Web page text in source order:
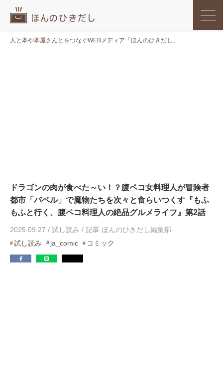
人と本や本屋さんとをつなぐWEBメディア「ほんのひきだし」
ドラゴンの肉が食べた～い！？腹ペコ女料理人が冒険者
都市「バベル」で魔物たちを次々と食らいつくす『もふ
もふと行く、腹ペコ料理人の絶品グルメライフ』第2話
2025.09.27 / 試し読み / 記事 ほんのひきだし編集部
試し読み
ja_comic コミック